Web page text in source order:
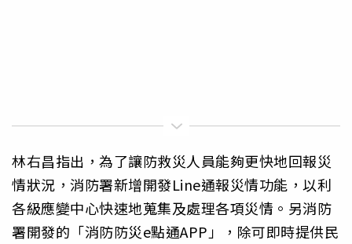
林右昌指出，為了讓防救災人員能夠更快地回報災
情狀況，消防署新增開發Line通報災情功能，以利
各級應變中心快速地蒐集及處理各項災情。另消防
署開發的「消防防災e點通APP」，除可即時提供民